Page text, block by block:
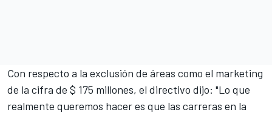
Con respecto a la exclusión de áreas como el marketing
de la cifra de $ 175 millones, el directivo dijo: "Lo que
realmente queremos hacer es que las carreras en la